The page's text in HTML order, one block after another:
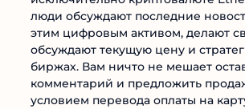
люди обсуждают последние
этим цифровым активом, делают
обсуждают текущую цену и
биржах. Вам ничто не мешает
комментарий и предложить
условием перевода оплаты на